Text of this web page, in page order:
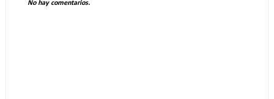
No hay comentarios.